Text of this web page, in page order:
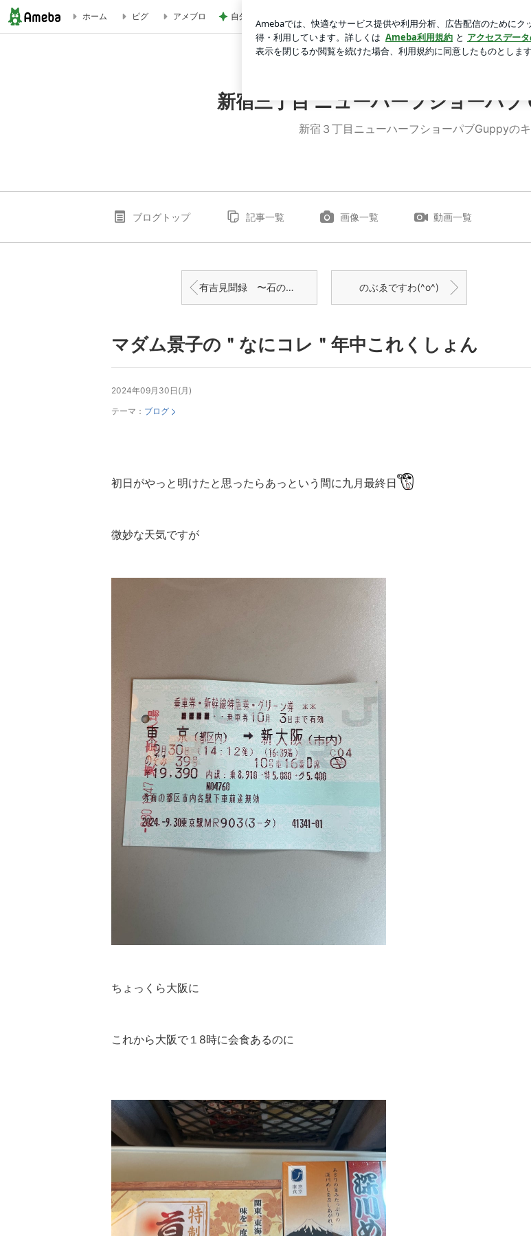
マダム景子の＂なにコレ＂年中これくしょん | 新宿三丁目 ニューハーフショーパブ Guppy リレーブログ
ホーム ピグ アメブロ 自分の時間全てを娘に捧げる夫
新宿三丁目 ニューハーフショーパ
新宿３丁目ニューハーフショーパブGuppyの
ブログトップ 記事一覧 画像一覧 動画一覧
有吉見聞録 〜石の上にも三年〜 のぶゑですわ(^o^)
マダム景子の＂なにコレ＂年中これくしょん
2024年09月30日(月)
テーマ： ブログ
初日がやっと明けたと思ったらあっという間に九月最終日
微妙な天気ですが
ちょっくら大阪に
これから大阪で１8時に会食あるのに